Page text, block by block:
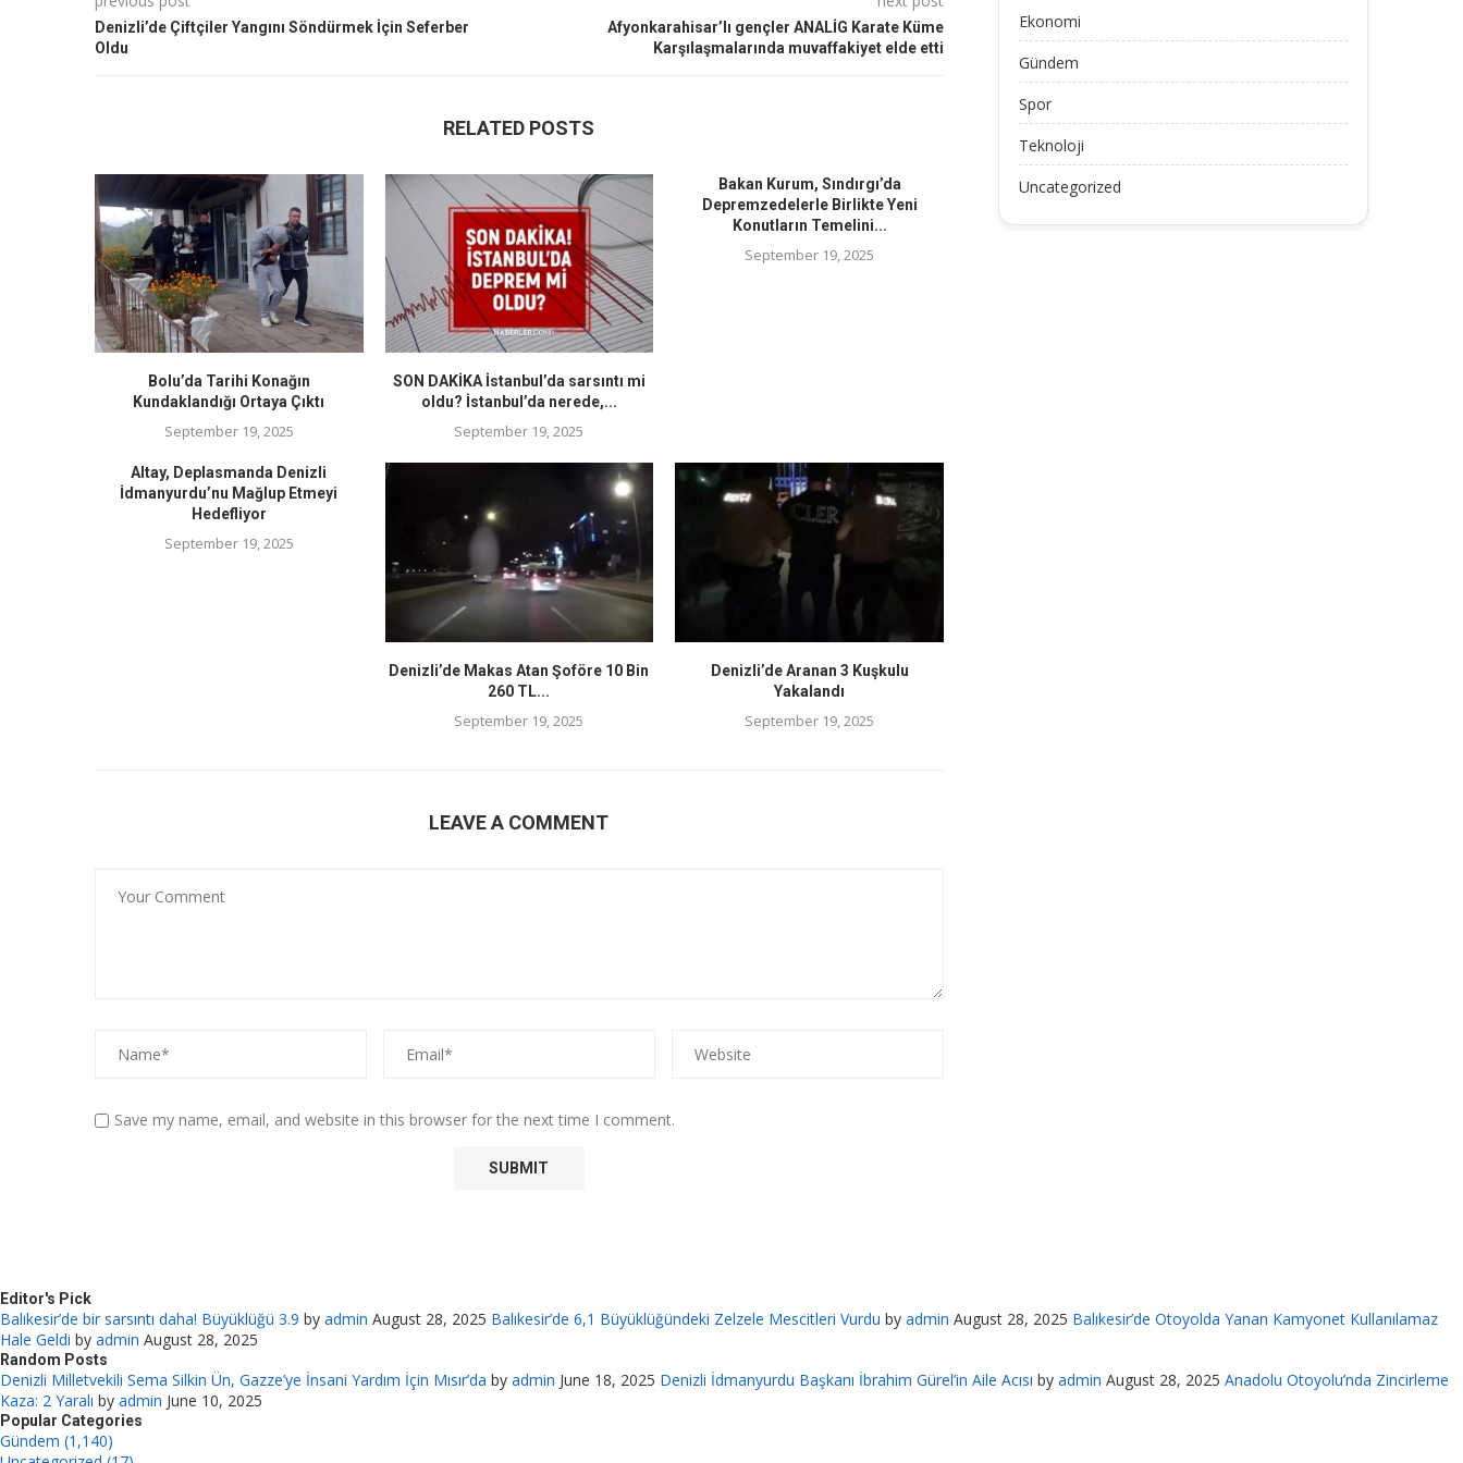
Denizli’de Çiftçiler Yangını Söndürmek İçin Seferber
Oldu
Afyonkarahisar’lı gençler ANALİG Karate Küme
Karşılaşmalarında muvaffakiyet elde etti
RELATED POSTS
Bolu’da Tarihi Konağın
Kundaklandığı Ortaya Çıktı
September 19, 2025
SON DAKİKA İstanbul’da sarsıntı mi
oldu? İstanbul’da nerede,...
September 19, 2025
Bakan Kurum, Sındırgı’da
Depremzedelerle Birlikte Yeni
Konutların Temelini...
September 19, 2025
Altay, Deplasmanda Denizli
İdmanyurdu’nu Mağlup Etmeyi
Hedefliyor
September 19, 2025
Denizli’de Makas Atan Şoföre 10 Bin
260 TL...
September 19, 2025
Denizli’de Aranan 3 Kuşkulu
Yakalandı
September 19, 2025
LEAVE A COMMENT
Save my name, email, and website in this browser for the next time I comment.
Ekonomi
Gündem
Spor
Teknoloji
Uncategorized
Editor's Pick
Balıkesir’de bir sarsıntı daha! Büyüklüğü 3.9 by admin August 28, 2025 Balıkesir’de 6,1 Büyüklüğündeki Zelzele Mescitleri Vurdu by admin August 28, 2025 Balıkesir’de Otoyolda Yanan Kamyonet Kullanılamaz
Hale Geldi by admin August 28, 2025
Random Posts
Denizli Milletvekili Sema Silkin Ün, Gazze’ye İnsani Yardım İçin Mısır’da by admin June 18, 2025 Denizli İdmanyurdu Başkanı İbrahim Gürel’in Aile Acısı by admin August 28, 2025 Anadolu Otoyolu’nda Zincirleme
Kaza: 2 Yaralı by admin June 10, 2025
Popular Categories
Gündem (1,140)